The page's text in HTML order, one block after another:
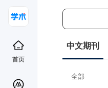
首页
中文期刊
全部